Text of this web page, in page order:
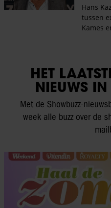
HET
NIEUWS
Met de Showbuzz-
week alle buzz over de